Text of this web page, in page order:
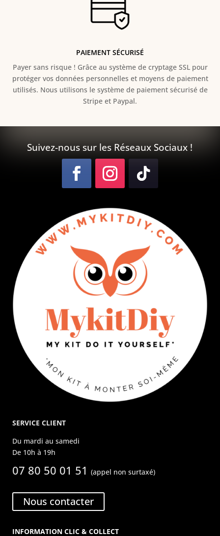
PAIEMENT SÉCURISÉ
Payer sans risque ! Grâce au système de cryptage SSL pour
protéger vos données personnelles et moyens de paiement
utilisés. Nous utilisons le système de paiement sécurisé de
Stripe et Paypal.
Suivez-nous sur les Réseaux Sociaux !
SERVICE CLIENT
Du mardi au samedi
De 10h à 19h
07 80 50 01 51(appel non surtaxé)
Nous contacter
INFORMATION CLIC & COLLECT